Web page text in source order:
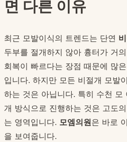
면 다른 이유
최근 모발이식의 트렌드는 단연
두부를 절개하지 않아 흉터가 거
회복이 빠르다는 장점 때문에 많
입니다. 하지만 모든 비절개 모발
하는 것은 아닙니다. 특히 수천 모
개 방식으로 진행하는 것은 고도
는 영역입니다. 모엠의원은 바로
을 보여줍니다.